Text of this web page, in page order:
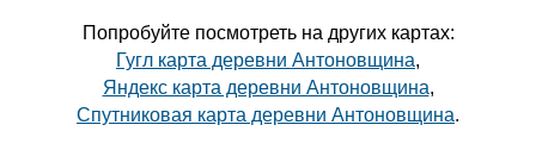
Попробуйте посмотреть на других картах:
Гугл карта деревни Антоновщина,
Яндекс карта деревни Антоновщина,
Спутниковая карта деревни Антоновщина.